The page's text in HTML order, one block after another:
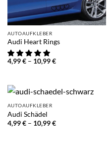
AUTOAUFKLEBER
Audi Heart Rings
4,99€ – 10,99€Preisspanne:
AUTOAUFKLEBER
Audi Schädel
4,99€ – 10,99€Preisspanne: